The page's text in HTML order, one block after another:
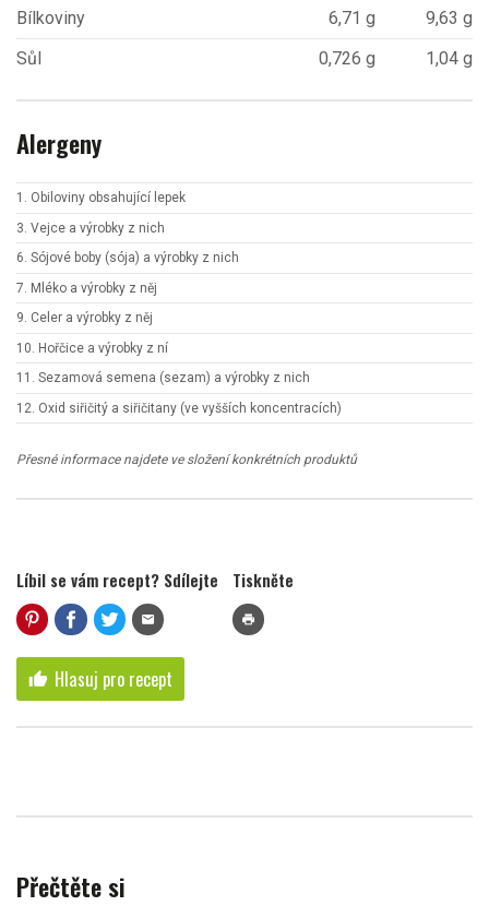
Bílkoviny 6,71 g
9,63 g
Sůl
0,726 g 1,04 g
Alergeny
1. Obiloviny obsahující lepek
3. Vejce a výrobky z nich
6. Sójové boby (sója) a výrobky z nich
7. Mléko a výrobky z něj
9. Celer a výrobky z něj
10. Hořčice a výrobky z ní
11. Sezamová semena (sezam) a výrobky z nich
12. Oxid siřičitý a siřičitany (ve vyšších koncentracích)
Přesné informace najdete ve složení konkrétních produktů
Líbil se vám recept? Sdílejte
mail
Tiskněte
print
thumb_up Hlasuj pro recept
Přečtěte si